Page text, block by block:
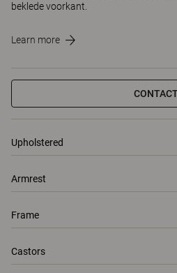
beklede voorkant.
Learn more
Upholstered
Armrest
Frame
Castors